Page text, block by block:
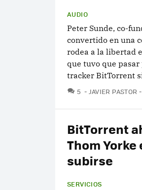
AUDIO
Peter Sunde, co-
convertido en una
rodea a la libertad
que tuvo que
tracker BitTorrent
5 COMENTARIOS
JAVIER PASTOR
BitTorrent
Thom
subirse
SERVICIOS